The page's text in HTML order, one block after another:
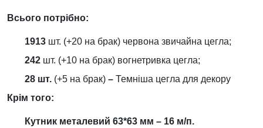
Всього потрібно:
1913 шт. (+20 на брак) червона звичайна цегла;
242 шт. (+10 на брак) вогнетривка цегла;
28 шт. (+5 на брак) – Темніша цегла для декору
Крім того:
Кутник металевий 63*63 мм – 16 м/п.